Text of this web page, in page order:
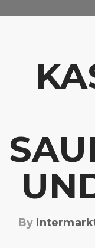
By